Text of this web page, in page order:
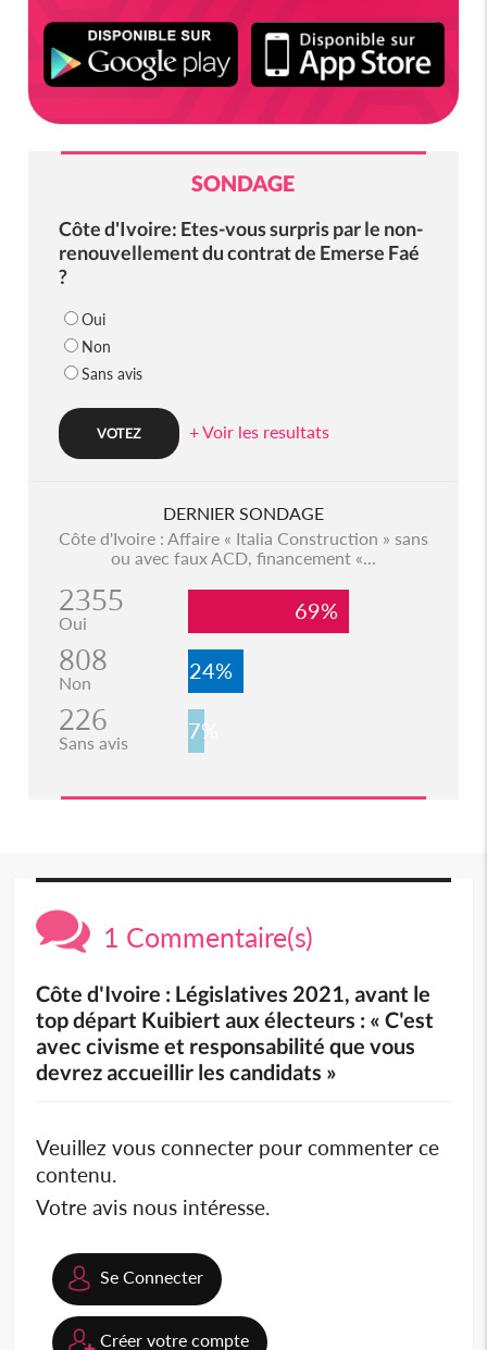
SONDAGE
Côte d'Ivoire: Etes-vous surpris par le non-
renouvellement du contrat de Emerse Faé
?
Oui
Non
Sans avis
+ Voir les resultats
DERNIER SONDAGE
Côte d'Ivoire : Affaire « Italia Construction » sans
ou avec faux ACD, financement «...
2355
Oui 69%
808
Non 24%
226
Sans avis 7%
1 Commentaire(s)
Côte d'Ivoire : Législatives 2021, avant le
top départ Kuibiert aux électeurs : « C'est
avec civisme et responsabilité que vous
devrez accueillir les candidats »
Veuillez vous connecter pour commenter ce
contenu.
Votre avis nous intéresse.
Se Connecter
Créer votre compte